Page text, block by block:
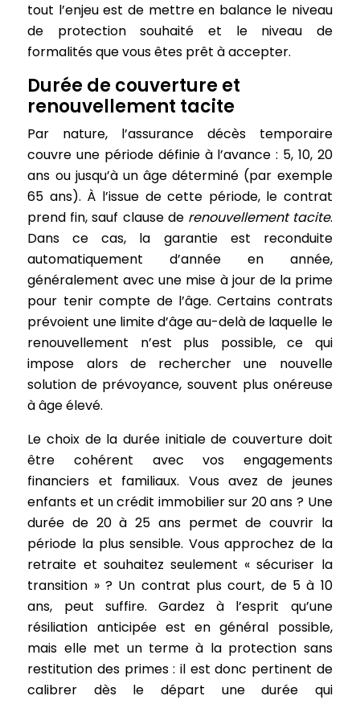
tout l’enjeu est de mettre en balance le niveau
de protection souhaité et le niveau de
formalités que vous êtes prêt à accepter.
Durée de couverture et
renouvellement tacite
Par nature, l’assurance décès temporaire
couvre une période définie à l’avance : 5, 10, 20
ans ou jusqu’à un âge déterminé (par exemple
65 ans). À l’issue de cette période, le contrat
prend fin, sauf clause de renouvellement tacite.
Dans ce cas, la garantie est reconduite
automatiquement d’année en année,
généralement avec une mise à jour de la prime
pour tenir compte de l’âge. Certains contrats
prévoient une limite d’âge au-delà de laquelle le
renouvellement n’est plus possible, ce qui
impose alors de rechercher une nouvelle
solution de prévoyance, souvent plus onéreuse
à âge élevé.
Le choix de la durée initiale de couverture doit
être cohérent avec vos engagements
financiers et familiaux. Vous avez de jeunes
enfants et un crédit immobilier sur 20 ans ? Une
durée de 20 à 25 ans permet de couvrir la
période la plus sensible. Vous approchez de la
retraite et souhaitez seulement « sécuriser la
transition » ? Un contrat plus court, de 5 à 10
ans, peut suffire. Gardez à l’esprit qu’une
résiliation anticipée est en général possible,
mais elle met un terme à la protection sans
restitution des primes : il est donc pertinent de
calibrer dès le départ une durée qui